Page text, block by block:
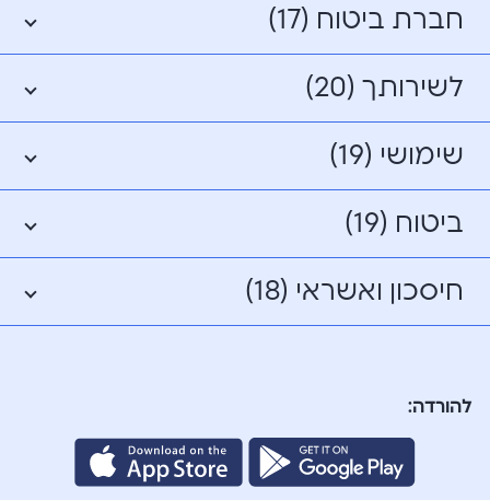
חברת ביטוח (17)
לשירותך (20)
שימושי (19)
ביטוח (19)
חיסכון ואשראי (18)
להורדה: